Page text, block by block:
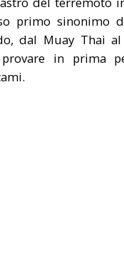
primo sinonimo
dal Muay Thai
in prima